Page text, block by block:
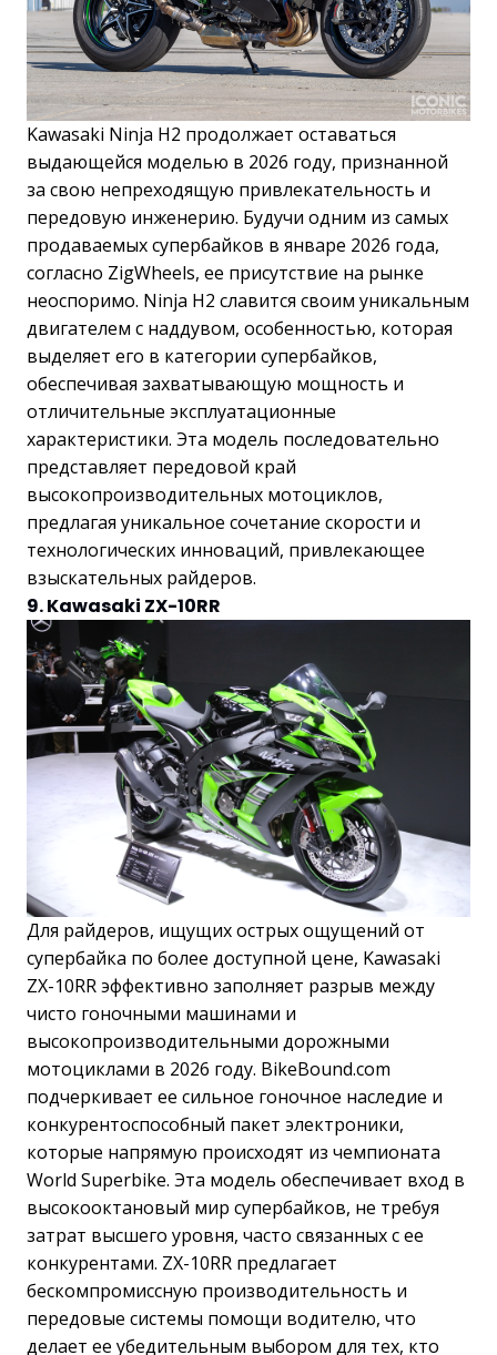
Kawasaki Ninja H2 продолжает оставаться
выдающейся моделью в 2026 году, признанной
за свою непреходящую привлекательность и
передовую инженерию. Будучи одним из самых
продаваемых супербайков в январе 2026 года,
согласно ZigWheels, ее присутствие на рынке
неоспоримо. Ninja H2 славится своим уникальным
двигателем с наддувом, особенностью, которая
выделяет его в категории супербайков,
обеспечивая захватывающую мощность и
отличительные эксплуатационные
характеристики. Эта модель последовательно
представляет передовой край
высокопроизводительных мотоциклов,
предлагая уникальное сочетание скорости и
технологических инноваций, привлекающее
взыскательных райдеров.
9. Kawasaki ZX-10RR
Для райдеров, ищущих острых ощущений от
супербайка по более доступной цене, Kawasaki
ZX-10RR эффективно заполняет разрыв между
чисто гоночными машинами и
высокопроизводительными дорожными
мотоциклами в 2026 году. BikeBound.com
подчеркивает ее сильное гоночное наследие и
конкурентоспособный пакет электроники,
которые напрямую происходят из чемпионата
World Superbike. Эта модель обеспечивает вход в
высокооктановый мир супербайков, не требуя
затрат высшего уровня, часто связанных с ее
конкурентами. ZX-10RR предлагает
бескомпромиссную производительность и
передовые системы помощи водителю, что
делает ее убедительным выбором для тех, кто